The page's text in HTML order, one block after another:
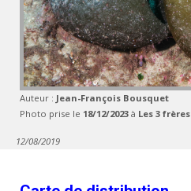
Auteur : Jean-François Bousquet
Photo prise le 18/12/2023 à Les 3 frères
12/08/2019